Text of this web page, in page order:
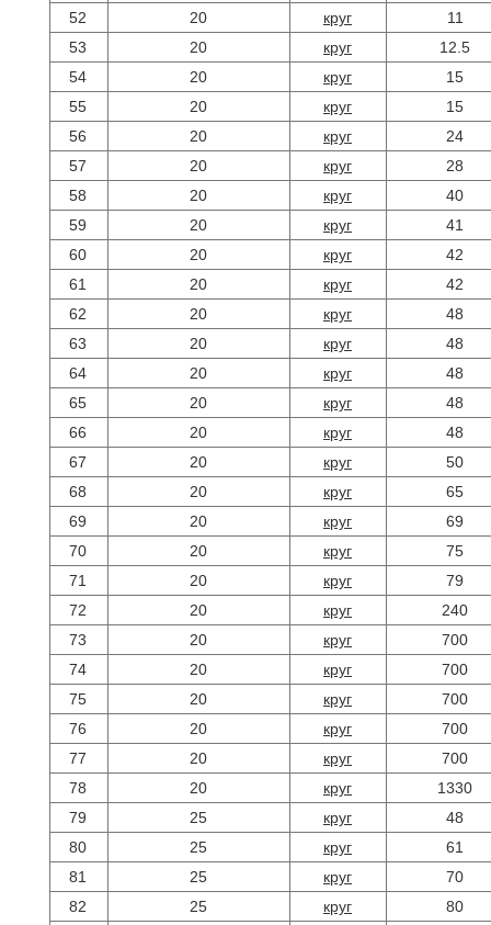
52
20 круг
11
53
20 круг
12.5
54
20 круг
15
55
20 круг
15
56
20 круг
24
57
20 круг
28
58
20 круг
40
59
20 круг
41
60
20 круг
42
61
20 круг
42
62
20 круг
48
63
20 круг
48
64
20 круг
48
65
20 круг
48
66
20 круг
48
67
20 круг
50
68
20 круг
65
69
20 круг
69
70
20 круг
75
71
20 круг
79
72
20 круг
240
73
20 круг
700
74
20 круг
700
75
20 круг
700
76
20 круг
700
77
20 круг
700
78
20 круг
1330
79
25 круг
48
80
25 круг
61
81
25 круг
70
82
25 круг
80